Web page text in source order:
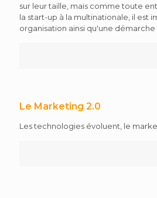
sur leur taille, mais comme toute
la start-up à la multinationale, il est
organisation ainsi qu'une
Le Marketing 2.0
Les technologies évoluent, le